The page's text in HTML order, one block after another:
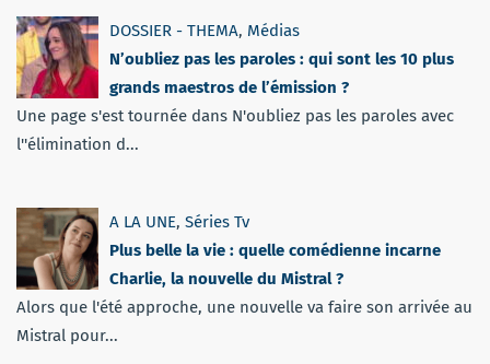
DOSSIER - THEMA, Médias
N’oubliez pas les paroles : qui sont les 10 plus
grands maestros de l’émission ?
Une page s'est tournée dans N'oubliez pas les paroles avec
l''élimination d...
A LA UNE, Séries Tv
Plus belle la vie : quelle comédienne incarne
Charlie, la nouvelle du Mistral ?
Alors que l'été approche, une nouvelle va faire son arrivée au
Mistral pour...